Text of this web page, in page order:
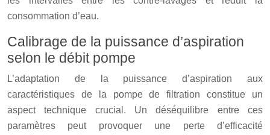
consommation d’eau.
Calibrage de la puissance d’aspiration
selon le débit pompe
L’adaptation de la puissance d’aspiration aux
caractéristiques de la pompe de filtration constitue un
aspect technique crucial. Un déséquilibre entre ces
paramètres peut provoquer une perte d’efficacité